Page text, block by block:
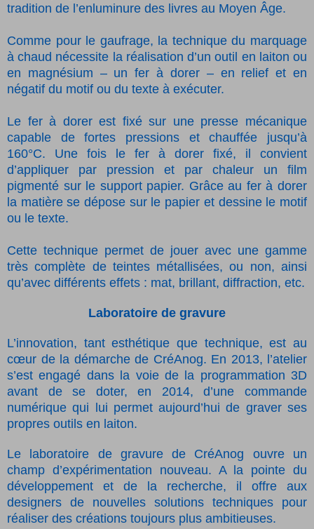
tradition de l’enluminure des livres au Moyen Âge.
Comme pour le gaufrage, la technique du marquage
à chaud nécessite la réalisation d’un outil en laiton ou
en magnésium – un fer à dorer – en relief et en
négatif du motif ou du texte à exécuter.
Le fer à dorer est fixé sur une presse mécanique
capable de fortes pressions et chauffée jusqu’à
160°C. Une fois le fer à dorer fixé, il convient
d’appliquer par pression et par chaleur un film
pigmenté sur le support papier. Grâce au fer à dorer
la matière se dépose sur le papier et dessine le motif
ou le texte.
Cette technique permet de jouer avec une gamme
très complète de teintes métallisées, ou non, ainsi
qu’avec différents effets : mat, brillant, diffraction, etc.
Laboratoire de gravure
L’innovation, tant esthétique que technique, est au
cœur de la démarche de CréAnog. En 2013, l’atelier
s’est engagé dans la voie de la programmation 3D
avant de se doter, en 2014, d’une commande
numérique qui lui permet aujourd’hui de graver ses
propres outils en laiton.
Le laboratoire de gravure de CréAnog ouvre un
champ d’expérimentation nouveau. A la pointe du
développement et de la recherche, il offre aux
designers de nouvelles solutions techniques pour
réaliser des créations toujours plus ambitieuses.